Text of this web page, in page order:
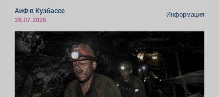
АиФ в Кузбассе
28.07.2026
Информация